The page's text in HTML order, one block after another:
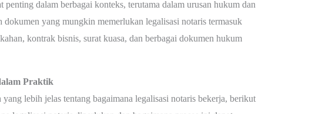
penting dalam berbagai konteks, terutama dalam urusan hukum dan
dokumen yang mungkin memerlukan legalisasi notaris termasuk
kontrak bisnis, surat kuasa, dan berbagai dokumen hukum
Praktik
lebih jelas tentang bagaimana legalisasi notaris bekerja, berikut